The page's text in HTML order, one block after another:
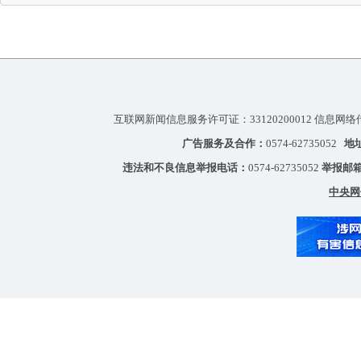
互联网新闻信息服务许可证：33120200012 信息网
广告服务及合作： 0574-62735052 地
违法和不良信息举报电话： 0574-62735052 举报邮
中央